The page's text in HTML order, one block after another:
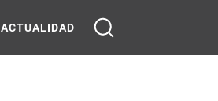
ACTUALIDAD